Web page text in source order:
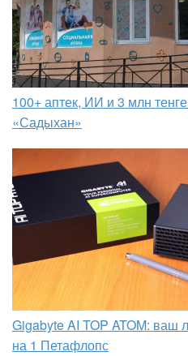
100+ аптек, ИИ и 3 млн
«Садыхан»
Gigabyte AI TOP ATOM: ваш
на 1 Петафлопс